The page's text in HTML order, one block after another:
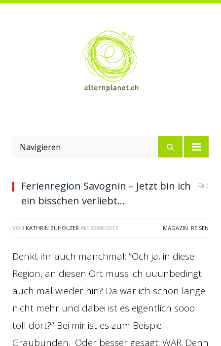
Navigieren
Ferienregion Savognin – Jetzt bin ich
ein bisschen verliebt…
0
VON KATHRIN BUHOLZER AM 22/08/2017 MAGAZIN, REISEN
Denkt ihr auch manchmal: “Och ja, in diese
Region, an diesen Ort muss ich uuunbedingt
auch mal wieder hin? Da war ich schon lange
nicht mehr und dabei ist es eigentlich sooo
toll dort?” Bei mir ist es zum Beispiel
Graubünden. Oder besser gesagt: WAR. Denn